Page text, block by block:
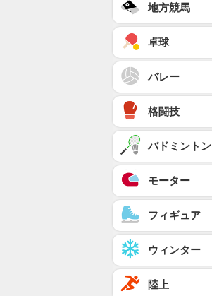
地方競馬
卓球
バレー
格闘技
バドミントン
モーター
フィギュア
ウィンター
陸上